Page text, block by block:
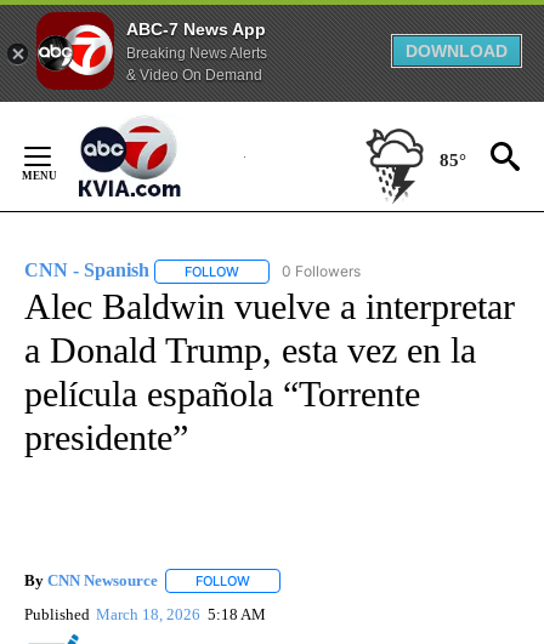
ABC-7 News App
Breaking News Alerts
& Video On Demand
DOWNLOAD
Content
85°
CNN - Spanish FOLLOW FOLLOW "CNN - SPANISH" TO RECEIVE
0 Followers
Alec Baldwin vuelve a interpretar
a Donald Trump, esta vez en la
película española “Torrente
presidente”
By CNN Newsource FOLLOW
Published March 18, 2026 5:18 AM